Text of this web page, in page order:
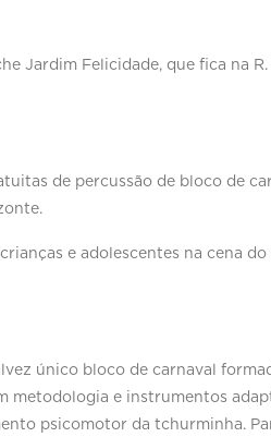
Jardim Felicidade, que fica na R.
de percussão de bloco de
e adolescentes na cena
único bloco de carnaval
metodologia e instrumentos
psicomotor da tchurminha.